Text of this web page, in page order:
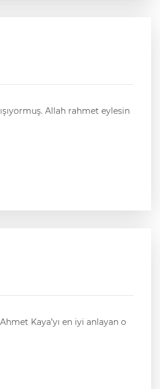
Allah rahmet eylesin
Kaya’yı en iyi anlayan o